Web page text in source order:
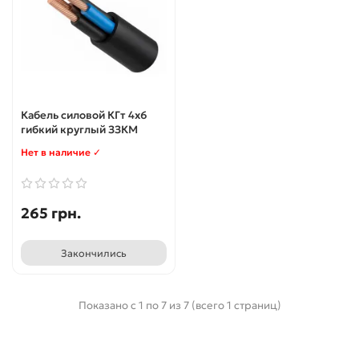
Кабель силовой КГт 4x6
гибкий круглый ЗЗКМ
Нет в наличие ✓
265 грн.
Закончились
Показано с 1 по 7 из 7 (всего 1 страниц)